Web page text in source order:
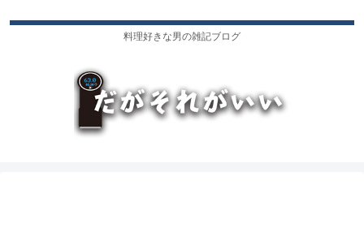
料理好きな男の雑記ブログ